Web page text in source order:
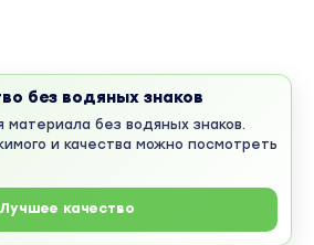
без водяных знаков
без водяных знаков.
и качества можно посмотреть
Лучшее качество